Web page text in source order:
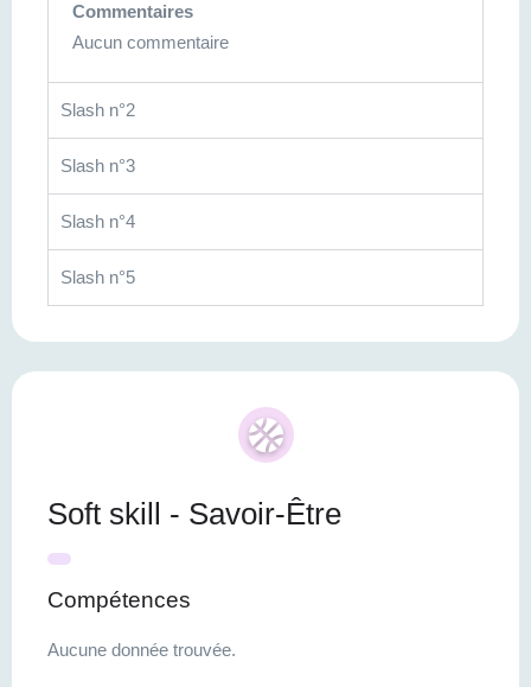
Commentaires
Aucun commentaire
Slash n°2
Slash n°3
Slash n°4
Slash n°5
Soft skill - Savoir-Être
Compétences
Aucune donnée trouvée.